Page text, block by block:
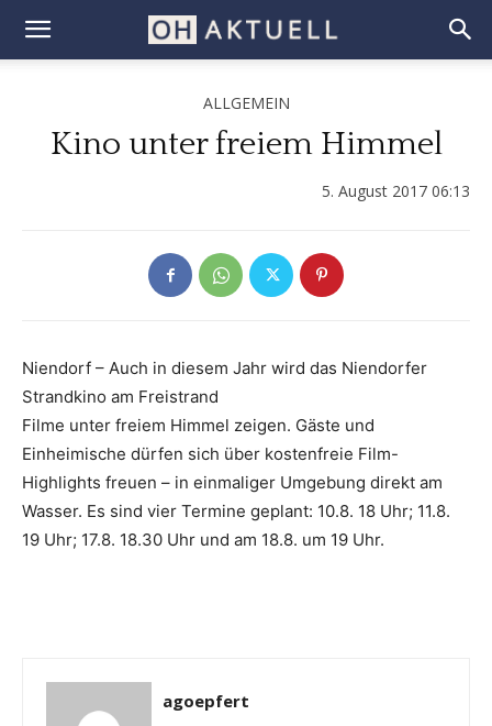
ALLGEMEIN
Kino unter freiem Himmel
5. August 2017 06:13
Niendorf – Auch in diesem Jahr wird das Niendorfer
Strandkino am Freistrand
Filme unter freiem Himmel zeigen. Gäste und
Einheimische dürfen sich über kostenfreie Film-
Highlights freuen – in einmaliger Umgebung direkt am
Wasser. Es sind vier Termine geplant: 10.8. 18 Uhr; 11.8.
19 Uhr; 17.8. 18.30 Uhr und am 18.8. um 19 Uhr.
agoepfert